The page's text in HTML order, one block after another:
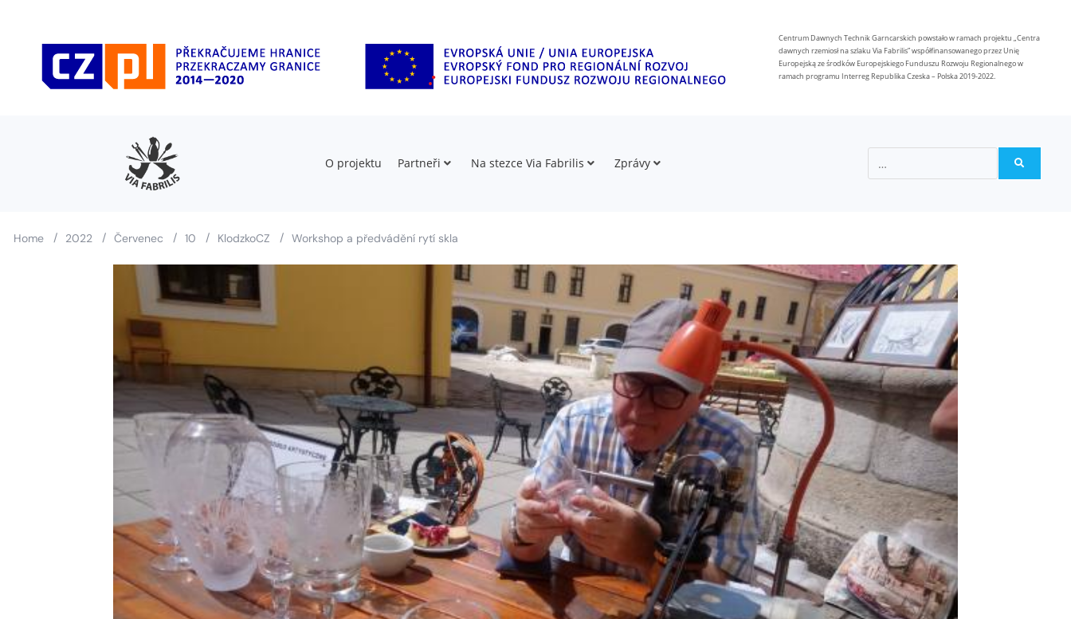
Centrum Dawnych Technik Garncarskich powstało w ramach projektu „Centra
dawnych rzemiosł na szlaku Via Fabrilis” współfinansowanego przez Unię
Europejską ze środków Europejskiego Funduszu Rozwoju Regionalnego w
ramach programu Interreg Republika Czeska – Polska 2019-2022.
O projektu Partneři Na stezce Via Fabrilis Zprávy
Home / 2022 / Červenec / 10 / KlodzkoCZ / Workshop a předvádění rytí skla